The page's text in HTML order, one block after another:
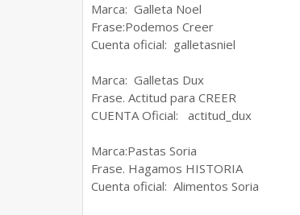
Marca: Galleta Noel
Frase:Podemos Creer
Cuenta oficial: galletasniel
Marca: Galletas Dux
Frase. Actitud para CREER
CUENTA Oficial: actitud_dux
Marca:Pastas Soria
Frase. Hagamos HISTORIA
Cuenta oficial: Alimentos Soria